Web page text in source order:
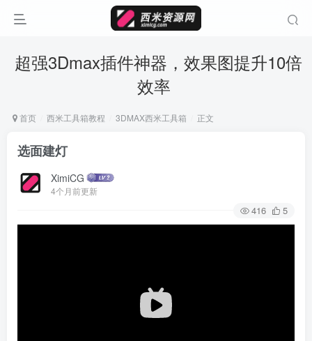
超强3Dmax插件神器，效果图提升10倍
效率
首页 西米工具箱教程 3DMAX西米工具箱 正文
选面建灯
XimiCG
4个月前更新
416 5